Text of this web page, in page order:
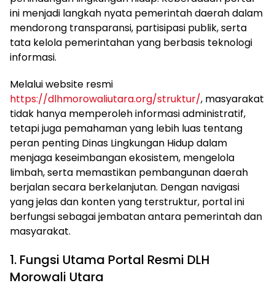
ini menjadi langkah nyata pemerintah daerah dalam
mendorong transparansi, partisipasi publik, serta
tata kelola pemerintahan yang berbasis teknologi
informasi.
Melalui website resmi
https://dlhmorowaliutara.org/struktur/, masyarakat
tidak hanya memperoleh informasi administratif,
tetapi juga pemahaman yang lebih luas tentang
peran penting Dinas Lingkungan Hidup dalam
menjaga keseimbangan ekosistem, mengelola
limbah, serta memastikan pembangunan daerah
berjalan secara berkelanjutan. Dengan navigasi
yang jelas dan konten yang terstruktur, portal ini
berfungsi sebagai jembatan antara pemerintah dan
masyarakat.
1. Fungsi Utama Portal Resmi DLH
Morowali Utara